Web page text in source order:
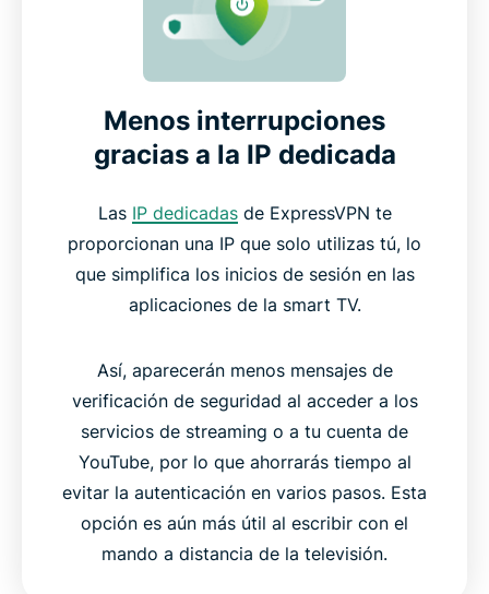
Menos interrupciones
gracias a la IP dedicada
Las IP dedicadasde ExpressVPN te
proporcionan una IP que solo utilizas tú, lo
que simplifica los inicios de sesión en las
aplicaciones de la smart TV.
Así, aparecerán menos mensajes de
verificación de seguridad al acceder a los
servicios de streaming o a tu cuenta de
YouTube, por lo que ahorrarás tiempo al
evitar la autenticación en varios pasos. Esta
opción es aún más útil al escribir con el
mando a distancia de la televisión.